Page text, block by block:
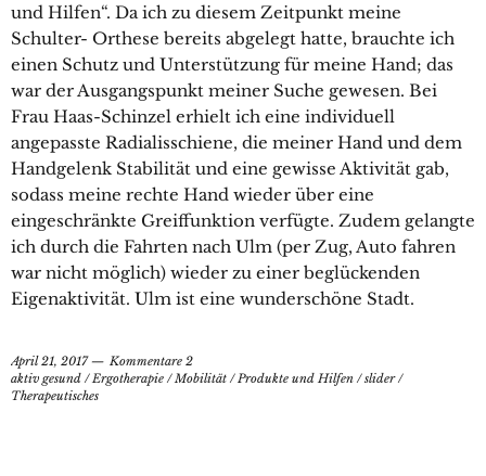
und Hilfen“. Da ich zu diesem Zeitpunkt meine
Schulter- Orthese bereits abgelegt hatte, brauchte ich
einen Schutz und Unterstützung für meine Hand; das
war der Ausgangspunkt meiner Suche gewesen. Bei
Frau Haas-Schinzel erhielt ich eine individuell
angepasste Radialisschiene, die meiner Hand und dem
Handgelenk Stabilität und eine gewisse Aktivität gab,
sodass meine rechte Hand wieder über eine
eingeschränkte Greiffunktion verfügte. Zudem gelangte
ich durch die Fahrten nach Ulm (per Zug, Auto fahren
war nicht möglich) wieder zu einer beglückenden
Eigenaktivität. Ulm ist eine wunderschöne Stadt.
April 21, 2017
Kommentare 2
aktiv gesund / Ergotherapie / Mobilität / Produkte und Hilfen /slider/
Therapeutisches